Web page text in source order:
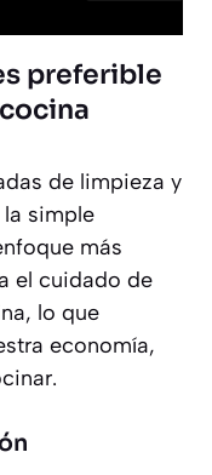
preferible
de limpieza y
simple
más
el cuidado de
lo que
economía,